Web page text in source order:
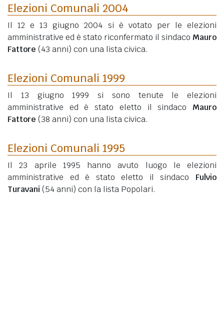
Elezioni Comunali 2004
Il 12 e 13 giugno 2004 si è votato per le elezioni
amministrative ed è stato riconfermato il sindaco Mauro
Fattore (43 anni) con una lista civica.
Elezioni Comunali 1999
Il 13 giugno 1999 si sono tenute le elezioni
amministrative ed è stato eletto il sindaco Mauro
Fattore (38 anni) con una lista civica.
Elezioni Comunali 1995
Il 23 aprile 1995 hanno avuto luogo le elezioni
amministrative ed è stato eletto il sindaco Fulvio
Turavani (54 anni) con la lista Popolari.